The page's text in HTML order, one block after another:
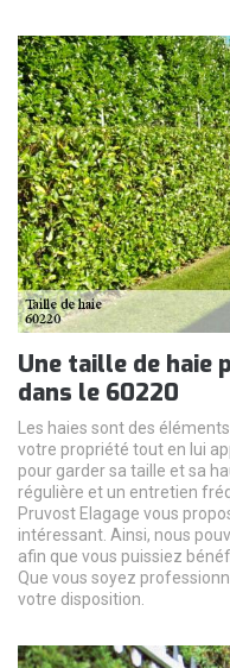
Une taille de haie
dans le 60220
Les haies sont des
votre propriété tout en lui
pour garder sa taille et sa
régulière et un entretien
Pruvost Elagage vous
intéressant. Ainsi, nous
afin que vous puissiez
Que vous soyez
votre disposition.